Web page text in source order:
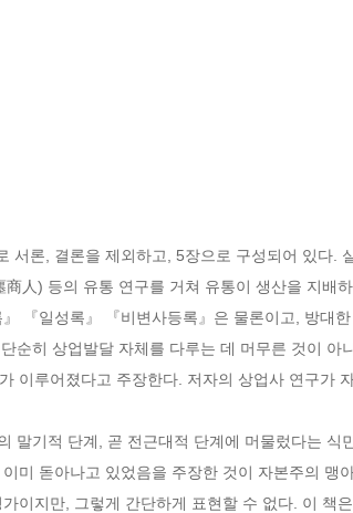
서론, 결론을 제외하고, 5장으로 구성되어 있다.
人) 등의 유통 연구를 거쳐 유통이 생산을 지배
『일성록』 『비변사등록』은 물론이고, 방대
순히 상업발달 자체를 다루는 데 머무른 것이 아
이루어졌다고 주장한다. 저자의 상업사 연구가
말기적 단계, 곧 전근대적 단계에 머물렀다는 식
미 돋아나고 있었음을 주장한 것이 자본주의 맹
이지만, 그렇게 간단하게 표현할 수 없다. 이 책